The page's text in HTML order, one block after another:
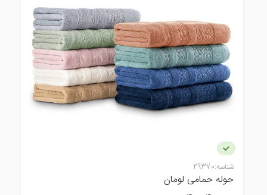
شناسه:29370
حوله حمامی لومان